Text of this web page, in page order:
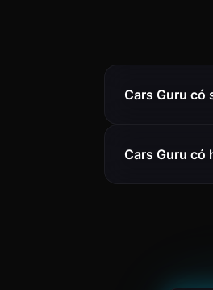
Cars Guru có
Cars Guru có